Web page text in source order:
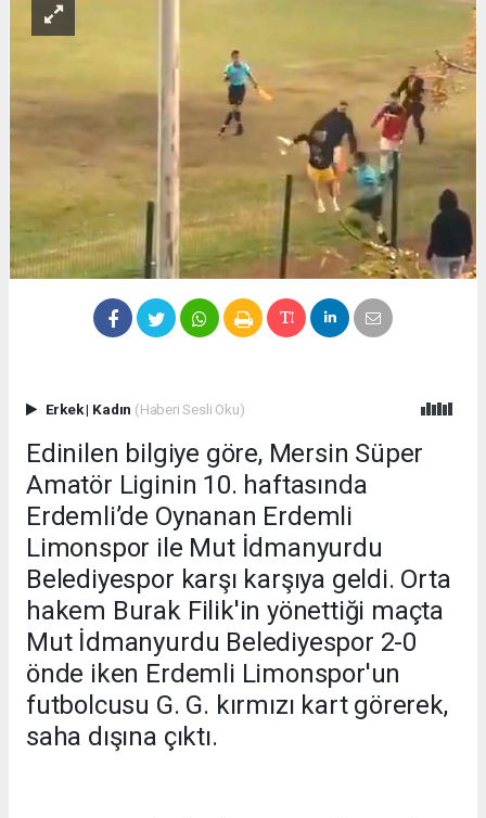
Erkek| Kadın (Haberi Sesli Oku)
Edinilen bilgiye göre, Mersin Süper
Amatör Liginin 10. haftasında
Erdemli’de Oynanan Erdemli
Limonspor ile Mut İdmanyurdu
Belediyespor karşı karşıya geldi. Orta
hakem Burak Filik'in yönettiği maçta
Mut İdmanyurdu Belediyespor 2-0
önde iken Erdemli Limonspor'un
futbolcusu G. G. kırmızı kart görerek,
saha dışına çıktı.